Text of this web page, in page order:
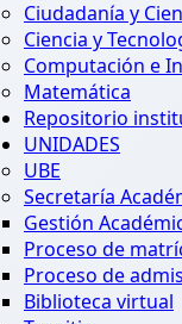
Ciudadanía y
Ciencia y
Computación e
Matemática
Repositorio
UNIDADES
UBE
Secretaría
Gestión
Proceso de
Proceso de
Biblioteca virtual